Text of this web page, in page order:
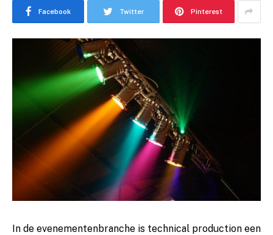
Facebook Twitter Pinterest
In de evenementenbranche is technical production een